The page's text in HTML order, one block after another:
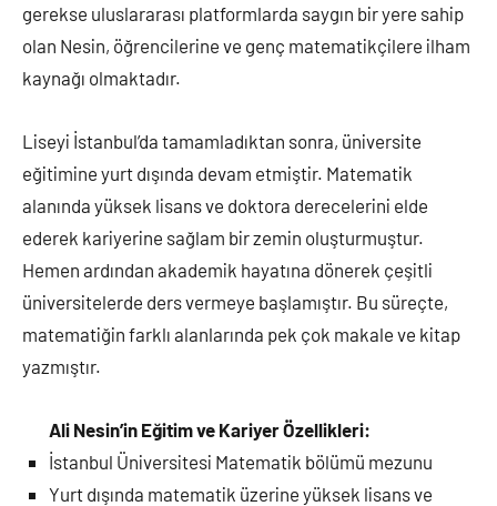
gerekse uluslararası platformlarda saygın bir yere sahip
olan Nesin, öğrencilerine ve genç matematikçilere ilham
kaynağı olmaktadır.
Liseyi İstanbul’da tamamladıktan sonra, üniversite
eğitimine yurt dışında devam etmiştir. Matematik
alanında yüksek lisans ve doktora derecelerini elde
ederek kariyerine sağlam bir zemin oluşturmuştur.
Hemen ardından akademik hayatına dönerek çeşitli
üniversitelerde ders vermeye başlamıştır. Bu süreçte,
matematiğin farklı alanlarında pek çok makale ve kitap
yazmıştır.
Ali Nesin’in Eğitim ve Kariyer Özellikleri:
İstanbul Üniversitesi Matematik bölümü mezunu
Yurt dışında matematik üzerine yüksek lisans ve